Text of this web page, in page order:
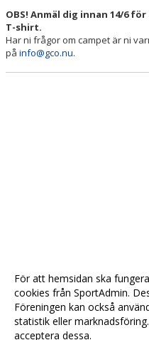
OBS! Anmäl dig innan 14/6
T-shirt.
Har ni frågor om campet är ni
på info@gco.nu.
För att hemsidan ska
cookies från SportAdmin.
Föreningen kan också
statistik eller
acceptera dessa.